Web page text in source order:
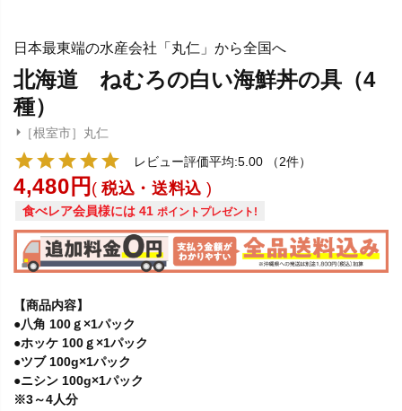
日本最東端の水産会社「丸仁」から全国へ
北海道 ねむろの白い海鮮丼の具（4
種）
［根室市］丸仁
レビュー評価平均:5.00
（2件）
4,480 税込・送料込
食べレア会員様には 41 ポイントプレゼント!
【商品内容】
●八角 100ｇ×1パック
●ホッケ 100ｇ×1パック
●ツブ 100g×1パック
●ニシン 100g×1パック
※3～4人分